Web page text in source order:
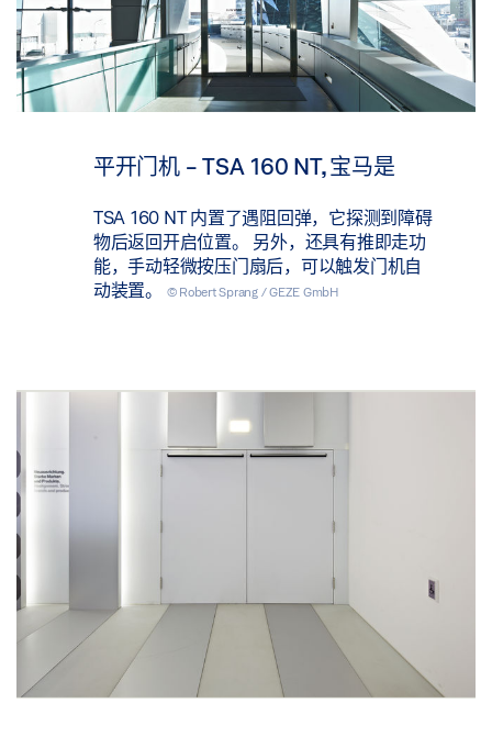
平开门机 - TSA 160 NT, 宝马是
TSA 160 NT 内置了遇阻回弹，它探测到障碍
物后返回开启位置。 另外，还具有推即走功
能，手动轻微按压门扇后，可以触发门机自
动装置。
© Robert Sprang / GEZE GmbH